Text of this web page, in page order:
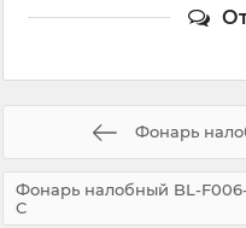
Фонарь
Фонарь налобный BL-
C